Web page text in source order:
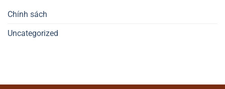
Chính sách
Uncategorized